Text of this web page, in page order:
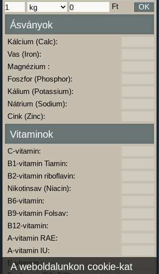
Ft OK
Ásványok
Kálcium (Calc):
Vas (Iron):
Magnézium :
Foszfor (Phosphor):
Kálium (Potassium):
Nátrium (Sodium):
Cink (Zinc):
Vitaminok
C-vitamin:
B1-vitamin Tiamin:
B2-vitamin riboflavin:
Nikotinsav (Niacin):
B6-vitamin:
B9-vitamin Folsav:
B12-vitamin:
A-vitamin RAE:
A-vitamin IU:
E-vitamin :
A weboldalunkon cookie-kat